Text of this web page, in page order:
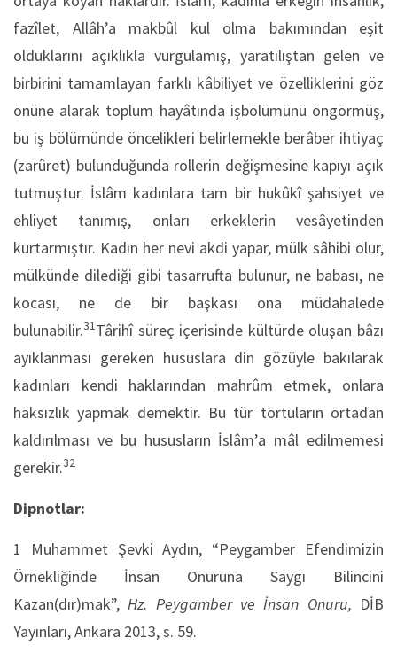
fazîlet, Allâh’a makbûl kul olma bakımından eşit
olduklarını açıklıkla vurgulamış, yaratılıştan gelen ve
birbirini tamamlayan farklı kâbiliyet ve özelliklerini göz
önüne alarak toplum hayâtında işbölümünü öngörmüş,
bu iş bölümünde öncelikleri belirlemekle berâber ihtiyaç
(zarûret) bulunduğunda rollerin değişmesine kapıyı açık
tutmuştur. İslâm kadınlara tam bir hukûkî şahsiyet ve
ehliyet tanımış, onları erkeklerin vesâyetinden
kurtarmıştır. Kadın her nevi akdi yapar, mülk sâhibi olur,
mülkünde dilediği gibi tasarrufta bulunur, ne babası, ne
kocası, ne de bir başkası ona müdahalede
bulunabilir.31Târihî süreç içerisinde kültürde oluşan bâzı
ayıklanması gereken hususlara din gözüyle bakılarak
kadınları kendi haklarından mahrûm etmek, onlara
haksızlık yapmak demektir. Bu tür tortuların ortadan
kaldırılması ve bu hususların İslâm’a mâl edilmemesi
gerekir.32
Dipnotlar:
1 Muhammet Şevki Aydın, “Peygamber Efendimizin
Örnekliğinde İnsan Onuruna Saygı Bilincini
Kazan(dır)mak”,Hz. Peygamber ve İnsan Onuru, DİB
Yayınları, Ankara 2013, s. 59.